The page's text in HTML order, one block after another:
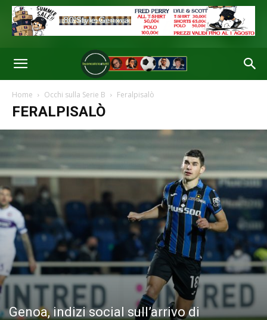
Home Occhi sulla Serie B Feralpisalò
FERALPISALÒ
Genoa, indizi social sull’arrivo di